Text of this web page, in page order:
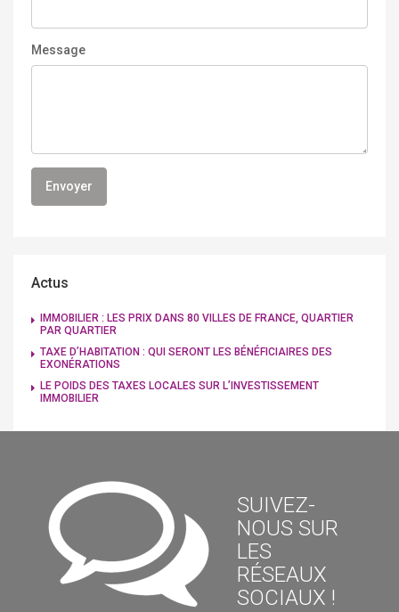
Message
Actus
IMMOBILIER : LES PRIX DANS 80 VILLES DE FRANCE, QUARTIER
PAR QUARTIER
TAXE D’HABITATION : QUI SERONT LES BÉNÉFICIAIRES DES
EXONÉRATIONS
LE POIDS DES TAXES LOCALES SUR L’INVESTISSEMENT
IMMOBILIER
SUIVEZ-
NOUS SUR
LES
RÉSEAUX
SOCIAUX !